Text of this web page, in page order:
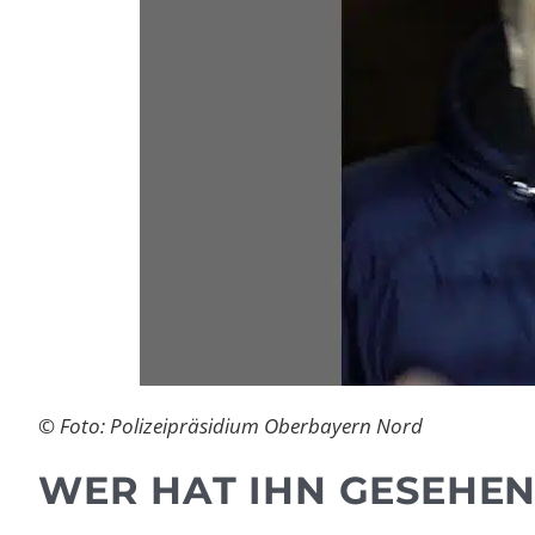
© Foto: Polizeipräsidium Oberbayern Nord
WER HAT IHN